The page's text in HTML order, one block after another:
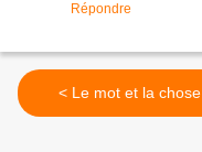
Répondre
< Le mot et la chose